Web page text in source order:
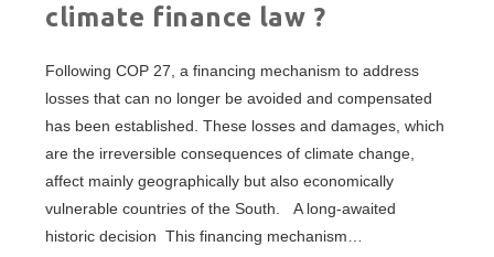
climate finance law ?
Following COP 27, a financing mechanism to address
losses that can no longer be avoided and compensated
has been established. These losses and damages, which
are the irreversible consequences of climate change,
affect mainly geographically but also economically
vulnerable countries of the South. A long-awaited
historic decision This financing mechanism…